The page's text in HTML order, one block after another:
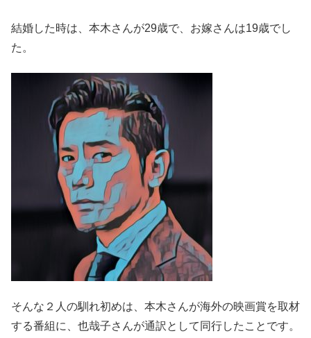
結婚した時は、本木さんが29歳で、お嫁さんは19歳でし
た。
そんな２人の馴れ初めは、本木さんが海外の映画賞を取材
する番組に、也哉子さんが通訳として同行したことです。